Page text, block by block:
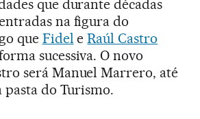
que durante décadas
na figura do
que Fidel eRaúl Castro
sucessiva. O novo
será Manuel Marrero, até
do Turismo.